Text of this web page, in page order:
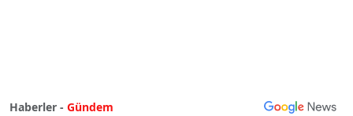
Haberler - Gündem